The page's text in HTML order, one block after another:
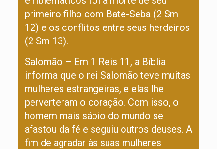
primeiro filho com Bate-Seba (2 Sm
12) e os conflitos entre seus herdeiros
(2 Sm 13).
Salomão – Em 1 Reis 11, a Bíblia
informa que o rei Salomão teve muitas
mulheres estrangeiras, e elas lhe
perverteram o coração. Com isso, o
homem mais sábio do mundo se
afastou da fé e seguiu outros deuses. A
fim de agradar às suas mulheres